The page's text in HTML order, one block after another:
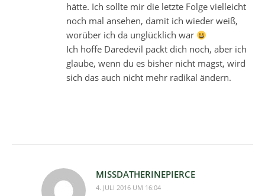
hätte. Ich sollte mir die letzte Folge vielleicht
noch mal ansehen, damit ich wieder weiß,
worüber ich da unglücklich war
Ich hoffe Daredevil packt dich noch, aber ich
glaube, wenn du es bisher nicht magst, wird
sich das auch nicht mehr radikal ändern.
MISSDATHERINEPIERCE
4. JULI 2016 UM 16:04